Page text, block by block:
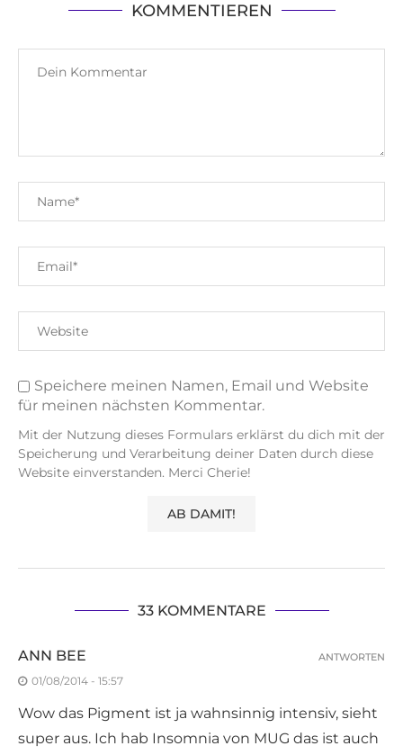
KOMMENTIEREN
Speichere meinen Namen, Email und Website
für meinen nächsten Kommentar.
Mit der Nutzung dieses Formulars erklärst du dich mit der
Speicherung und Verarbeitung deiner Daten durch diese
Website einverstanden. Merci Cherie!
33 KOMMENTARE
ANN BEE
01/08/2014 - 15:57
Wow das Pigment ist ja wahnsinnig intensiv, sieht
super aus. Ich hab Insomnia von MUG das ist auch
ANTWORTEN